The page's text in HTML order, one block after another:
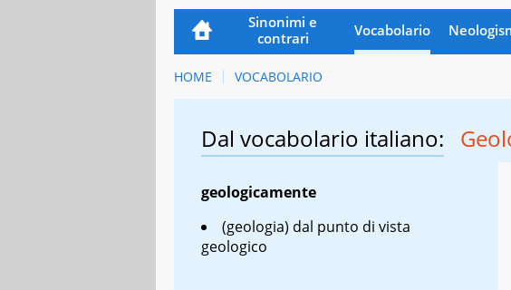
Sinonimi e
contrari
Vocabolario
HOME VOCABOLARIO
Dal vocabolario italiano:
geologicamente
(geologia) dal punto di vista
geologico